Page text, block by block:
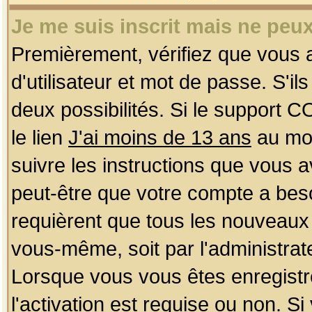
Je me suis inscrit mais ne
Premièrement, vérifiez que
d'utilisateur et mot de passe.
deux possibilités. Si le support
le lien J'ai moins de 13 ans au
suivre les instructions que vous
peut-être que votre compte a
requièrent que tous les
vous-même, soit par
Lorsque vous vous êtes
l'activation est requise ou non.